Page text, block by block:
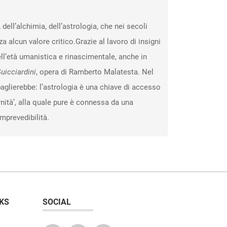
dell’astrologia, che nei secoli
alcun valore critico.Grazie al lavoro di insigni
umanistica e rinascimentale, anche in
, opera di Ramberto Malatesta. Nel
l’astrologia è una chiave di accesso
alla quale pure è connessa da una
SOCIAL